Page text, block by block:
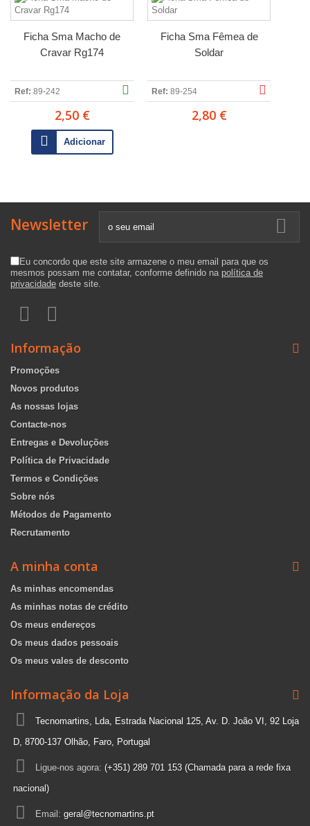
Ficha Sma Macho de
Cravar Rg174
Ref: 89-242
2,50 €
Adicionar
Ficha Sma Fêmea de
Soldar
Ref: 89-254
2,80 €
Newsletter
Eu concordo que este site armazene o meu email para que os
mesmos possam me contatar, conforme definido na política de
privacidade deste site.
Informação
Promoções
Novos produtos
As nossas lojas
Contacte-nos
Entregas e Devoluções
Política de Privacidade
Termos e Condições
Sobre nós
Métodos de Pagamento
Recrutamento
A minha conta
As minhas encomendas
As minhas notas de crédito
Os meus endereços
Os meus dados pessoais
Os meus vales de desconto
Informação da Loja
Tecnomartins, Lda, Estrada Nacional 125, Av. D. João VI, 92 Loja
D, 8700-137 Olhão, Faro, Portugal
Ligue-nos agora: (+351) 289 701 153 (Chamada para a rede fixa
nacional)
Email: geral@tecnomartins.pt